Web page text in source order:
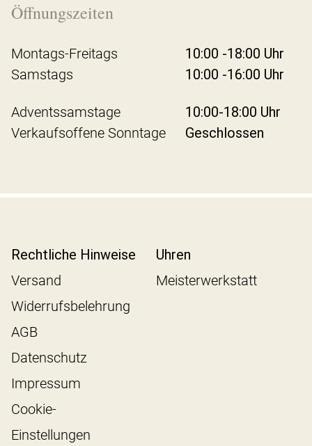
Öffnungszeiten
Montags-Freitags
10:00 -18:00 Uhr
Samstags
10:00 -16:00 Uhr
Adventssamstage
10:00-18:00 Uhr
Verkaufsoffene Sonntage
Geschlossen
Rechtliche Hinweise
Versand
Widerrufsbelehrung
AGB
Datenschutz
Impressum
Cookie-
Einstellungen
Uhren
Meisterwerkstatt